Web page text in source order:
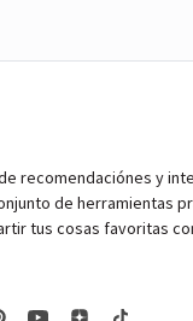
recomendaciónes y
de herramientas
tus cosas favoritas